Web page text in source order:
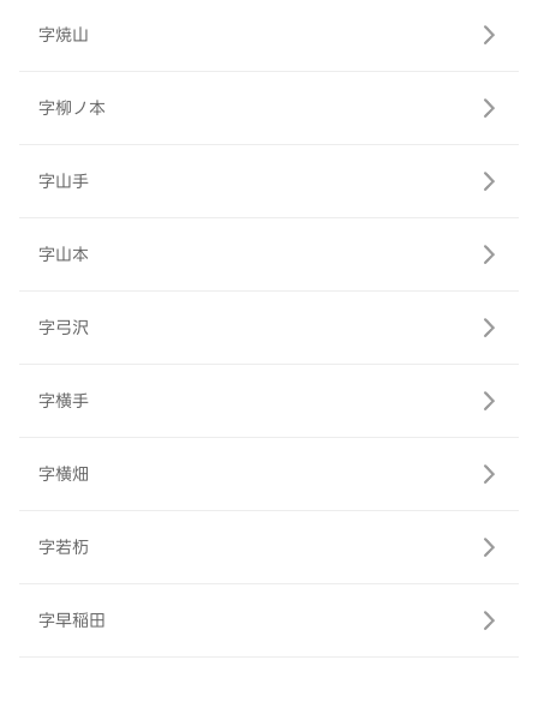
字焼山
字柳ノ本
字山手
字山本
字弓沢
字横手
字横畑
字若杤
字早稲田